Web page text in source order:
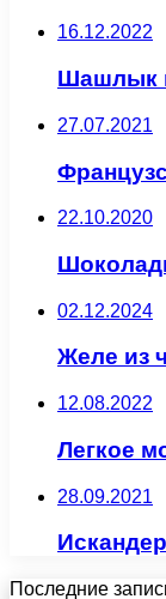
16.12.2022
Шашлык
27.07.2021
22.10.2020
02.12.2024
Желе из
12.08.2022
Легкое
28.09.2021
Последние